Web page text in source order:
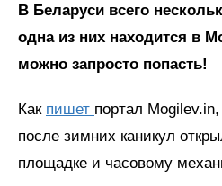
В Беларуси всего
одна из них находится в
можно запросто попасть!
Как пишет портал
после зимних каникул
площадке и часовому